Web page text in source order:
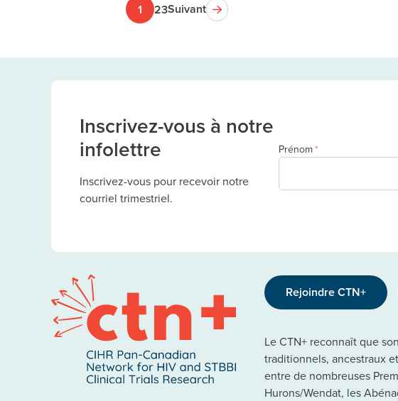
1 23Suivant
Inscrivez-vous à notre
infolettre
Inscrivez-vous pour recevoir notre
courriel trimestriel.
Prénom*
Rejoindre CTN+
Le CTN+ reconnaît que
traditionnels, ancestraux
entre de nombreuses
Hurons/Wendat, les